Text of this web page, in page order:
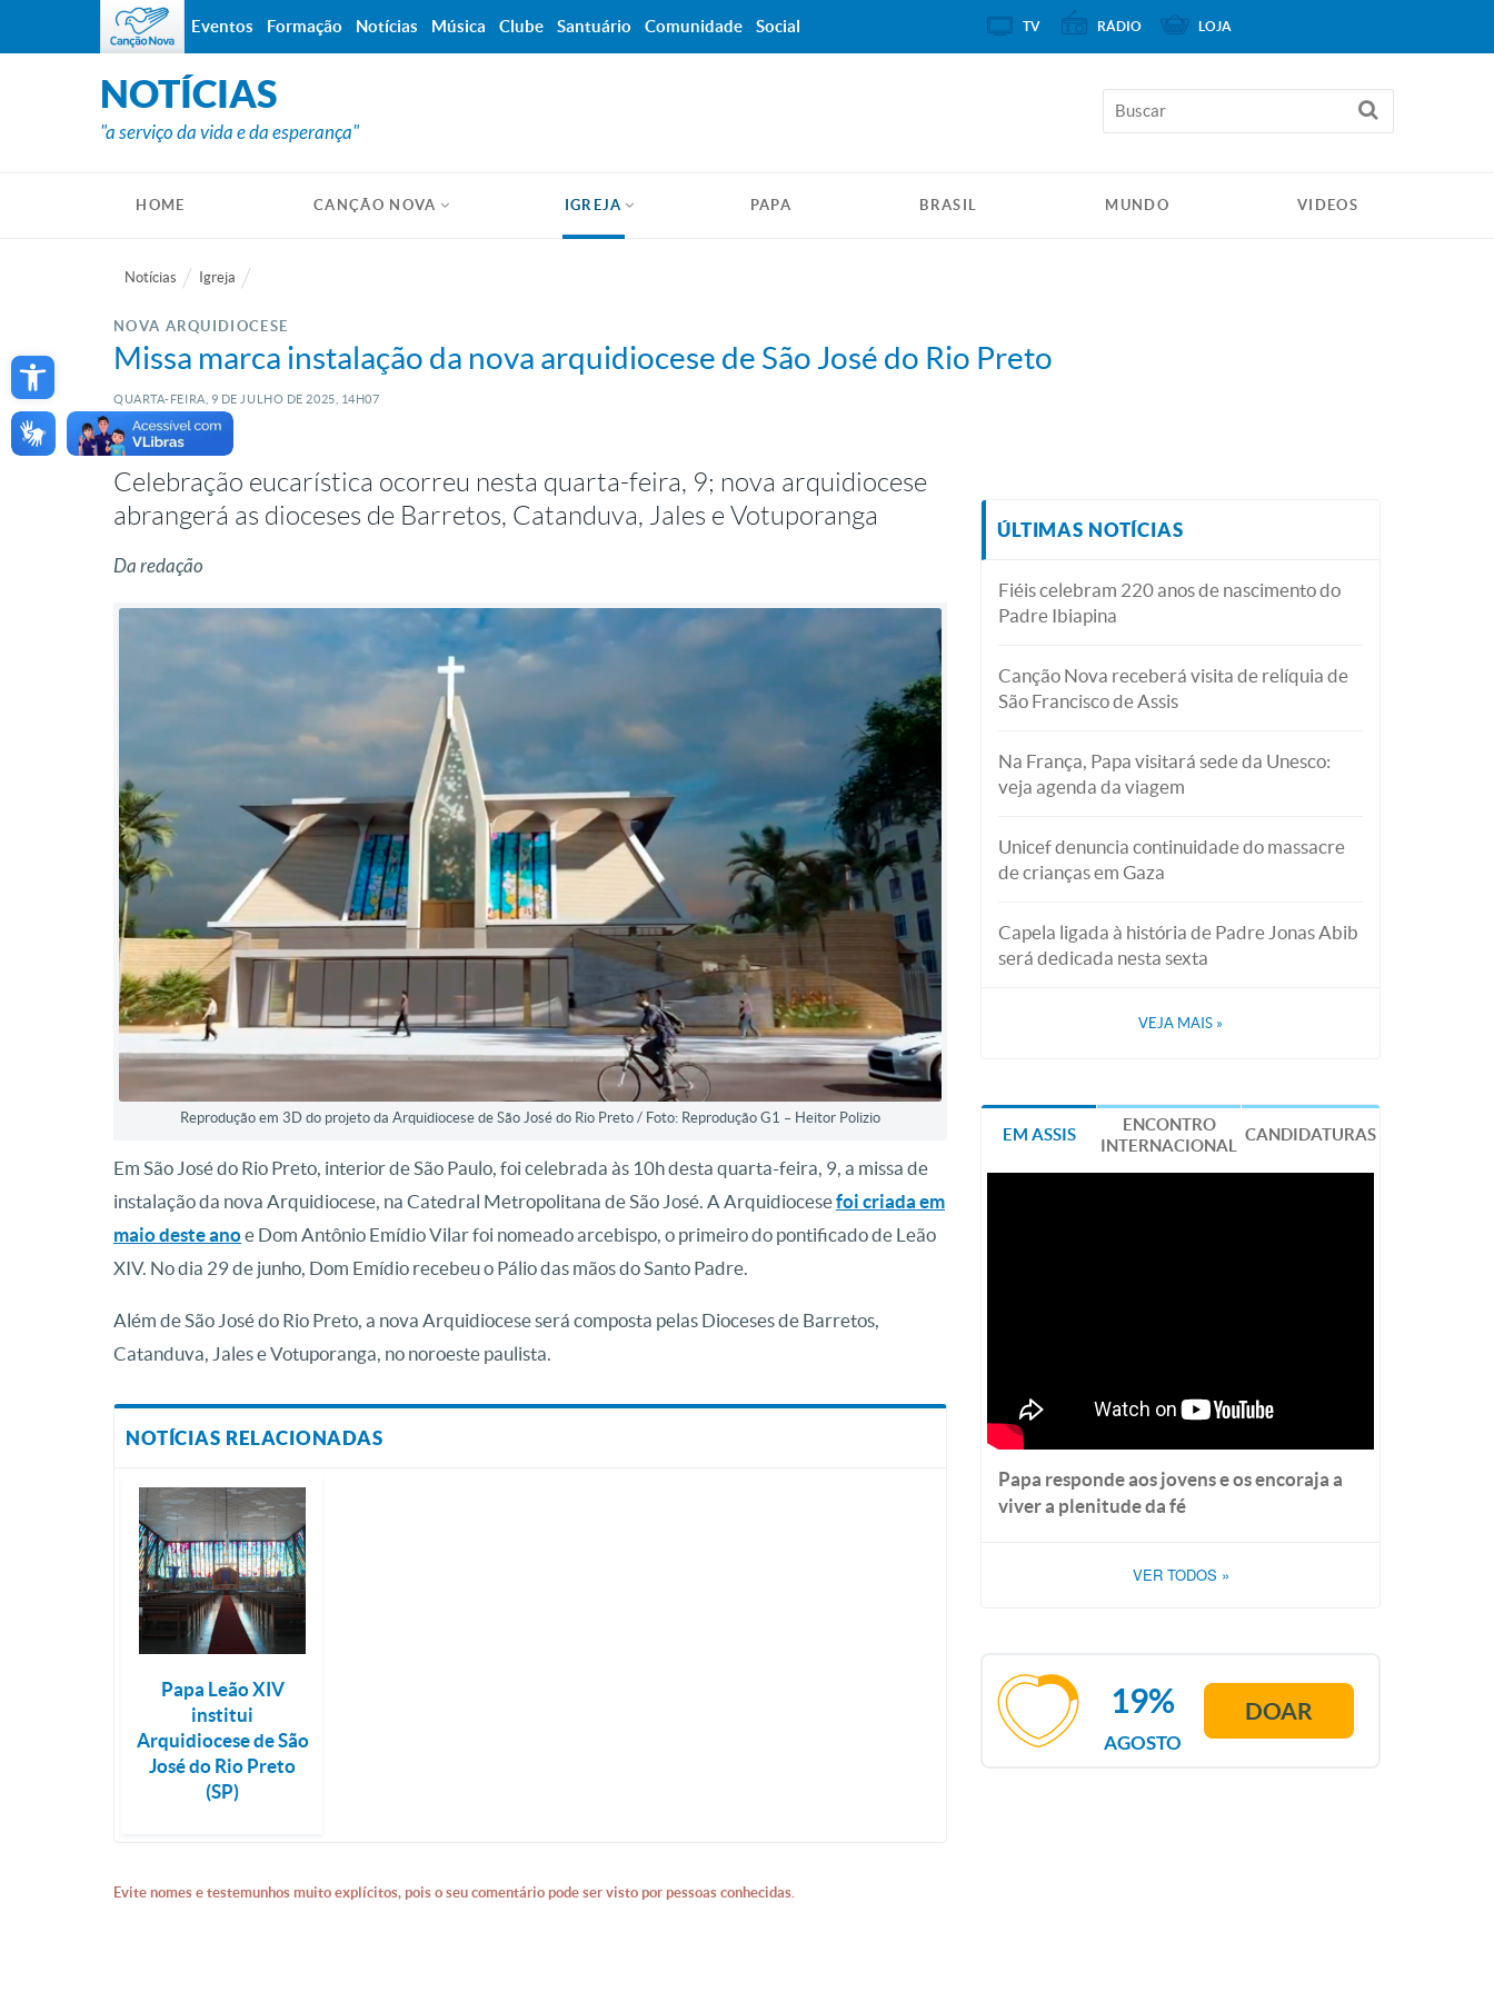
Open toolbar
NOTÍCIAS
"a serviço da vida e da esperança"
HOME CANÇÃO NOVA IGREJA PAPA BRASIL MUNDO VIDEOS
Notícias Igreja
NOVA ARQUIDIOCESE
Missa marca instalação da nova arquidiocese de São José do Rio Preto
QUARTA-FEIRA, 9 DE JULHO DE 2025, 14H07
Celebração eucarística ocorreu nesta quarta-feira, 9; nova arquidiocese
abrangerá as dioceses de Barretos, Catanduva, Jales e Votuporanga
Da redação
Reprodução em 3D do projeto da Arquidiocese de São José do Rio Preto / Foto: Reprodução G1 – Heitor Polizio
Em São José do Rio Preto, interior de São Paulo, foi celebrada às 10h desta quarta-feira, 9, a missa de
instalação da nova Arquidiocese, na Catedral Metropolitana de São José. A Arquidiocesefoi criada em
maio deste anoe Dom Antônio Emídio Vilar foi nomeado arcebispo, o primeiro do pontificado de Leão
XIV. No dia 29 de junho, Dom Emídio recebeu o Pálio das mãos do Santo Padre.
Além de São José do Rio Preto, a nova Arquidiocese será composta pelas Dioceses de Barretos,
Catanduva, Jales e Votuporanga, no noroeste paulista.
NOTÍCIAS RELACIONADAS
Papa Leão XIV
institui
Arquidiocese de São
José do Rio Preto
(SP)
Evite nomes e testemunhos muito explícitos, pois o seu comentário pode ser visto por pessoas conhecidas.
ÚLTIMAS NOTÍCIAS
Fiéis celebram 220 anos de nascimento do
Padre Ibiapina
Canção Nova receberá visita de relíquia de
São Francisco de Assis
Na França, Papa visitará sede da Unesco:
veja agenda da viagem
Unicef denuncia continuidade do massacre
de crianças em Gaza
Capela ligada à história de Padre Jonas Abib
será dedicada nesta sexta
VEJA MAIS »
EM ASSIS
ENCONTRO
INTERNACIONAL
CANDIDATURAS
Papa responde aos jovens e os encoraja a
viver a plenitude da fé
VER TODOS »
AGOSTO
19% DOAR
Eventos Formação Notícias Música Clube Santuário Comunidade Social TV RÁDIO LOJA